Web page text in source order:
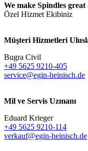
We make Spindles great
Özel Hizmet Ekibiniz
Müşteri Hizmetleri
Bugra Civil
+49 5625 9210-405
service@egin-heinisch.de
Mil ve Servis Uzmanı
Eduard Krieger
+49 5625 9210-114
verkauf@egin-heinisch.de